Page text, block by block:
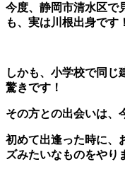
今度、静岡市清水区で
も、実は川根出身です！
しかも、小学校で同じ
驚きです！
その方との出会いは、
初めて出逢った時に、
ズみたいなものをやり